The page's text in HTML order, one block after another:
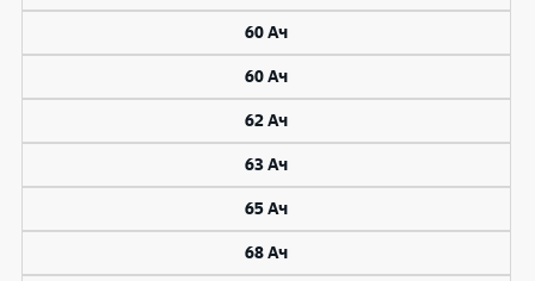
60 Ач
60 Ач
62 Ач
63 Ач
65 Ач
68 Ач